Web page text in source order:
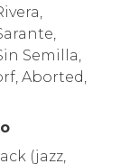
Semilla,
Aborted,
(jazz,